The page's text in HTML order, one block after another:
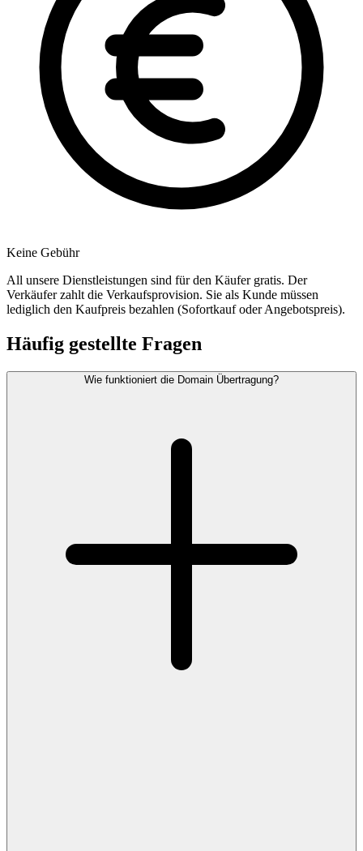
Keine Gebühr
All unsere Dienstleistungen sind für den Käufer gratis. Der
Verkäufer zahlt die Verkaufsprovision. Sie als Kunde müssen
lediglich den Kaufpreis bezahlen (Sofortkauf oder Angebotspreis).
Häufig gestellte Fragen
Wie funktioniert die Domain Übertragung?